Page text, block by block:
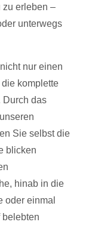
zu erleben –
unterwegs
nur einen
komplette
Durch das
Sie selbst die
blicken
hinab in die
oder einmal
belebten